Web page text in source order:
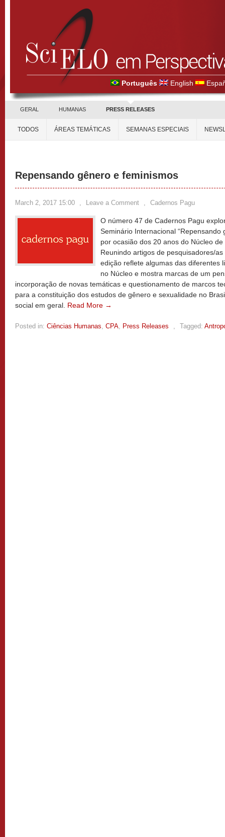
Português English
GERAL HUMANAS PRESS RELEASES
TODOS ÁREAS TEMÁTICAS SEMANAS ESPECIAIS
Repensando gênero e feminismos
March 2, 2017 15:00 , Leave a Comment , Cadernos Pagu
O número 47 de Cadernos Pagu
Seminário Internacional “Repensando
por ocasião dos 20 anos do Núcleo
Reunindo artigos de pesquisadores/
edição reflete algumas das diferentes
no Núcleo e mostra marcas de um
incorporação de novas temáticas e questionamento de marcos
para a constituição dos estudos de gênero e sexualidade no
social em geral. Read More →
Posted in: Ciências Humanas, CPA, Press Releases , Tagged: